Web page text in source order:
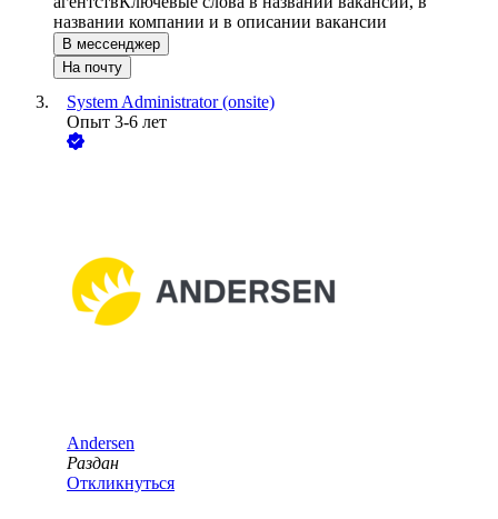
названии компании и в описании вакансии
В мессенджер
На почту
System Administrator (onsite)
Опыт 3-6 лет
Andersen
Раздан
Откликнуться